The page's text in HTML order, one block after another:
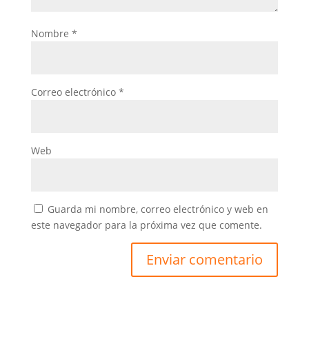
Nombre *
Correo electrónico *
Web
Guarda mi nombre, correo electrónico y web en
este navegador para la próxima vez que comente.